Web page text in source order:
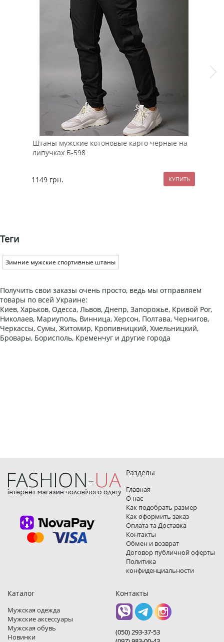
Штаны мужские котоновые карго черные на
липучках Б-598
1149 грн.
Теги
Зимние мужские спортивные штаны
Получить свои заказы очень просто, ведь мы отправляем
товары по всей Украине:
Киев, Харьков, Одесса, Львов, Днепр, Запорожье, Кривой Рог,
Николаев, Мариуполь, Винница, Херсон, Полтава, Чернигов,
Черкассы, Сумы, Житомир, Кропивницкий, Хмельницкий,
Бровары, Борисполь, Кременчуг и другие города
Разделы
Главная
О нас
Как подобрать размер
Как оформить заказ
Оплата та Доставка
Контакты
Обмен и возврат
Договор публичной оферты
Политика
конфиденциальности
Каталог
Мужская одежда
Мужские аксессуары
Мужская обувь
Новинки
Контакты
(050) 293-37-53